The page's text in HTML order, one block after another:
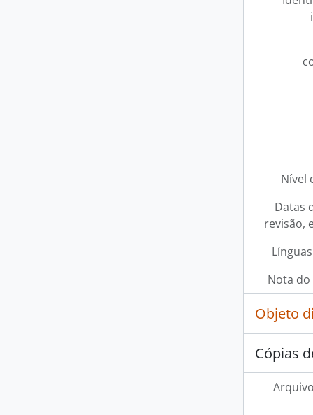
Nível
Datas
revisão,
Nota
Objeto
Cópias